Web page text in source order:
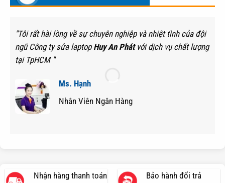
"Tôi rất hài lòng về sự chuyên nghiệp và nhiệt tình của đội
ngũ Công ty sửa laptop Huy An Phátvới dịch vụ chất lượng
tại TpHCM "
Ms. Hạnh
Nhân Viên Ngân Hàng
Nhận hàng thanh toán
Bảo hành đổi trả